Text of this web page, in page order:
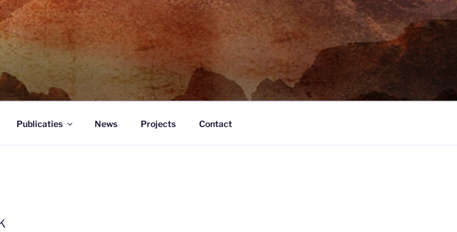
Publicaties News Projects Contact